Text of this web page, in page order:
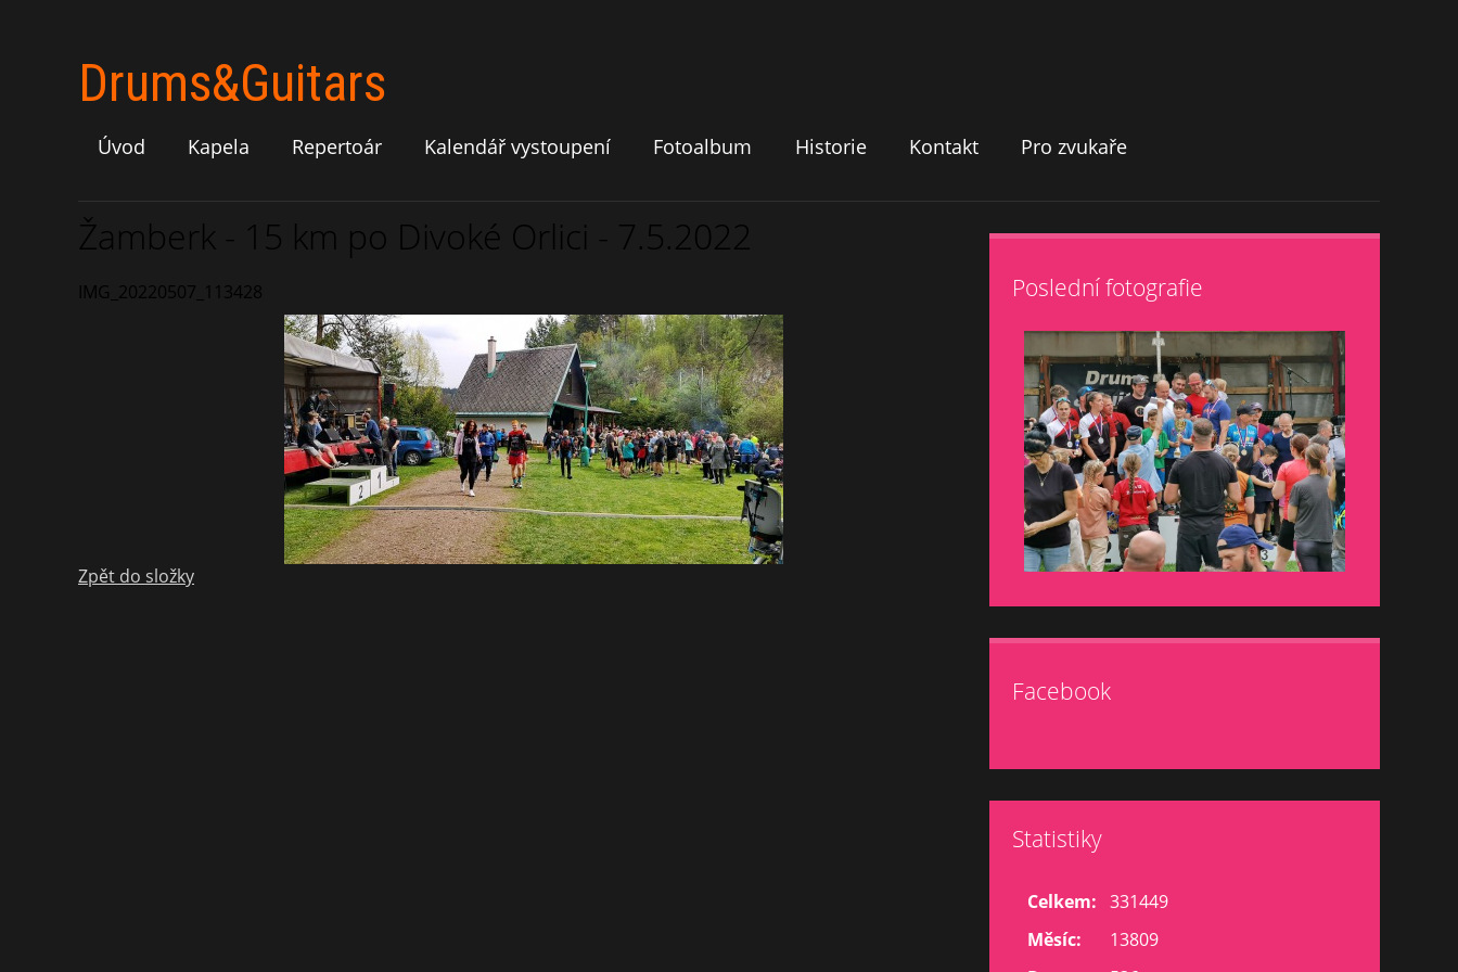
Drums&Guitars
Úvod Kapela Repertoár Kalendář vystoupení Fotoalbum Historie Kontakt Pro zvukaře
Žamberk - 15 km po Divoké Orlici - 7.5.2022
IMG_20220507_113428
Zpět do složky
Poslední fotografie
Facebook
Statistiky
Celkem: 331449
Měsíc:
13809